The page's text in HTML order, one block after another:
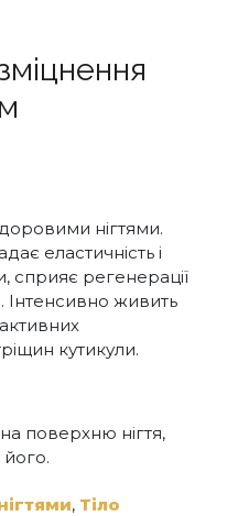
нігтями.
еластичність і
сприяє регенерації
Інтенсивно живить
кутикули.
поверхню нігтя,
, Тіло